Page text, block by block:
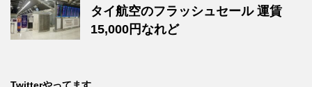
タイ航空のフラッシュセール 運賃
15,000円なれど